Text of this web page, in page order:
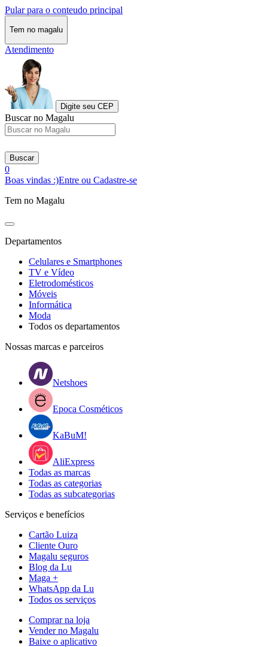
Pular para o conteudo principal
Tem no magalu
Atendimento
Digite seu CEP
Buscar no Magalu
Buscar
0
Boas vindas :)Entre ou Cadastre-se
Tem no Magalu
Departamentos
Celulares e Smartphones
TV e Vídeo
Eletrodomésticos
Móveis
Informática
Moda
Todos os departamentos
Nossas marcas e parceiros
Netshoes
Epoca Cosméticos
KaBuM!
AliExpress
Todas as marcas
Todas as categorias
Todas as subcategorias
Serviços e benefícios
Cartão Luiza
Cliente Ouro
Magalu seguros
Blog da Lu
Maga +
WhatsApp da Lu
Todos os serviços
Comprar na loja
Vender no Magalu
Baixe o aplicativo